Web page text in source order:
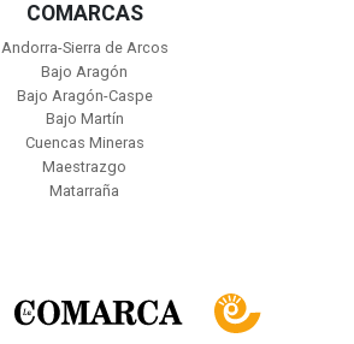
COMARCAS
Andorra-Sierra de Arcos
Bajo Aragón
Bajo Aragón-Caspe
Bajo Martín
Cuencas Mineras
Maestrazgo
Matarraña